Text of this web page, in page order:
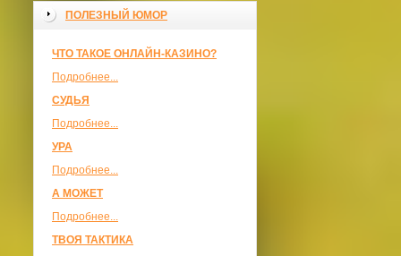
ПОЛЕЗНЫЙ ЮМОР
ЧТО ТАКОЕ ОНЛАЙН-КАЗИНО?
Подробнее...
СУДЬЯ
Подробнее...
УРА
Подробнее...
А МОЖЕТ
Подробнее...
ТВОЯ ТАКТИКА